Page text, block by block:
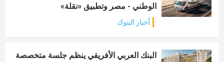
الوطني - مصر وتطبيق «نقلة»
أخبار البنوك
البنك العربي الأفريقي ينظم جلسة متخصصة